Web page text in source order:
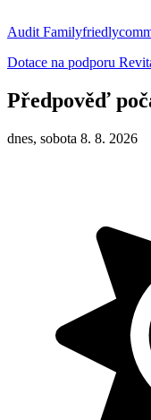
Audit
Dotace na podporu
Předpověď
dnes, sobota 8. 8. 2026